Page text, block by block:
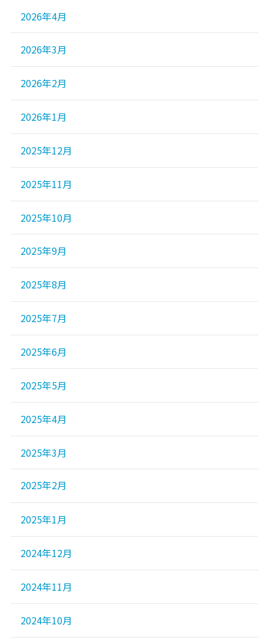
2026年4月
2026年3月
2026年2月
2026年1月
2025年12月
2025年11月
2025年10月
2025年9月
2025年8月
2025年7月
2025年6月
2025年5月
2025年4月
2025年3月
2025年2月
2025年1月
2024年12月
2024年11月
2024年10月